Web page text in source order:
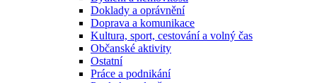
Doklady a oprávnění
Doprava a komunikace
Kultura, sport, cestování a volný čas
Občanské aktivity
Ostatní
Práce a podnikání